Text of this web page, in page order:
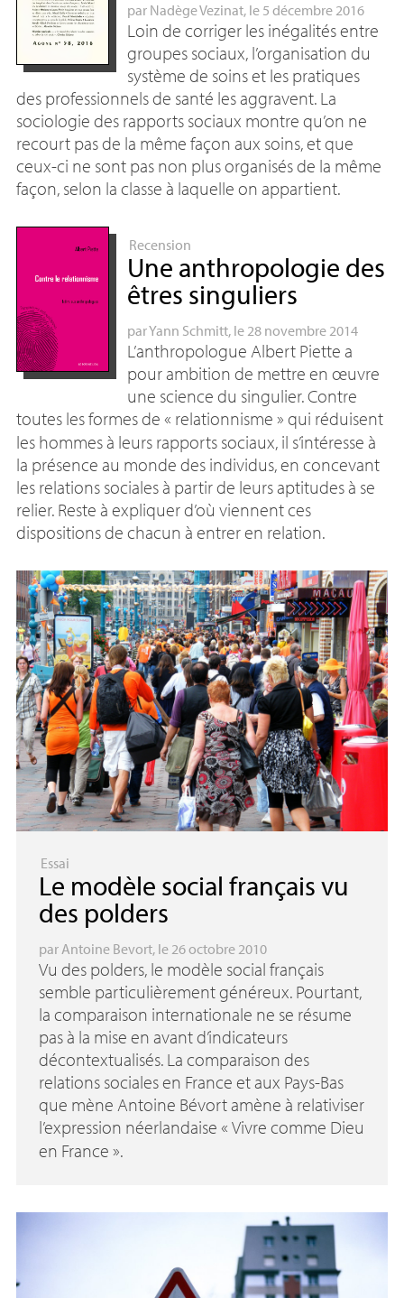
par Nadège Vezinat, le 5 décembre 2016
Loin de corriger les inégalités entre
groupes sociaux, l’organisation du
système de soins et les pratiques
des professionnels de santé les aggravent. La
sociologie des rapports sociaux montre qu’on ne
recourt pas de la même façon aux soins, et que
ceux-ci ne sont pas non plus organisés de la même
façon, selon la classe à laquelle on appartient.
Recension
Une anthropologie des
êtres singuliers
parYann Schmitt, le 28 novembre 2014
L’anthropologue Albert Piette a
pour ambition de mettre en œuvre
une science du singulier. Contre
toutes les formes de « relationnisme » qui réduisent
les hommes à leurs rapports sociaux, il s’intéresse à
la présence au monde des individus, en concevant
les relations sociales à partir de leurs aptitudes à se
relier. Reste à expliquer d’où viennent ces
dispositions de chacun à entrer en relation.
Essai
Le modèle social français vu
des polders
par Antoine Bevort, le 26 octobre 2010
Vu des polders, le modèle social français
semble particulièrement généreux. Pourtant,
la comparaison internationale ne se résume
pas à la mise en avant d’indicateurs
décontextualisés. La comparaison des
relations sociales en France et aux Pays-Bas
que mène Antoine Bévort amène à relativiser
l’expression néerlandaise « Vivre comme Dieu
en France ».